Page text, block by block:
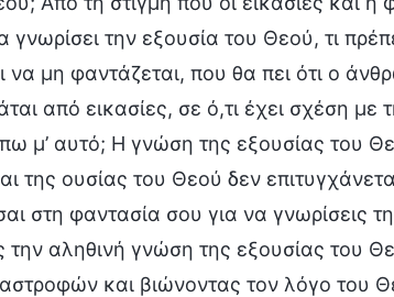
την εξουσία του Θεού, τι
να μη φαντάζεται, που θα πει ότι ο
από εικασίες, σε ό,τι έχει σχέση
μ’ αυτό; Η γνώση της εξουσίας του
της ουσίας του Θεού δεν
στη φαντασία σου για να γνωρίσεις
την αληθινή γνώση της εξουσίας του
και βιώνοντας τον λόγο του